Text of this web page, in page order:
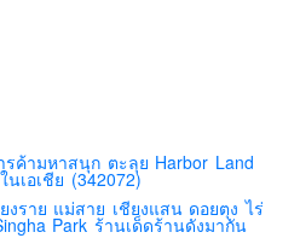
ค้ามหาสนุก ตะลุย Harbor Land
เอเชีย (342072)
งราย แม่สาย เชียงแสน ดอยตุง ไร่
Park ร้านเด็ดร้านดังมากัน